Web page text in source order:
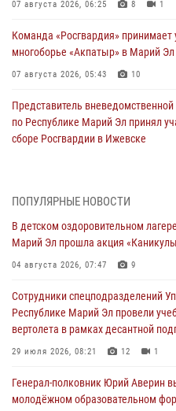
07 августа 2026, 06:25 8 1
Команда «Росгвардия» принимает
многоборье «Акпатыр» в Марий Эл
07 августа 2026, 05:43 10
Представитель
по Республике Марий Эл принял
сборе Росгвардии в Ижевске
провели более 90 проверок мест
06 августа 2026, 08:00
В Марий Эл сотрудники
05 августа 2026, 09:44
В Марий Эл для сотрудников
посвящённое памяти генерала
В детском оздоровительном
ПОПУЛЯРНЫЕ НОВОСТИ
В детском оздоровительном
Марий Эл прошла акция
04 августа 2026, 07:47 9
Сотрудники спецподразделений
Республике Марий Эл провели
вертолета в рамках десантной
29 июля 2026, 08:21 12 1
Генерал-полковник Юрий Аверин
молодёжном образовательном